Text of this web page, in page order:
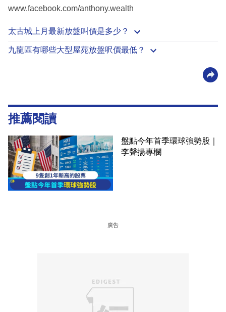
www.facebook.com/anthony.wealth
太古城上月最新放盤叫價是多少？
九龍區有哪些大型屋苑放盤呎價最低？
推薦閱讀
盤點今年首季環球強勢股｜
李聲揚專欄
廣告